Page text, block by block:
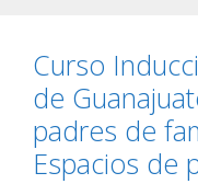
Curso
de
padres de
Espacios de